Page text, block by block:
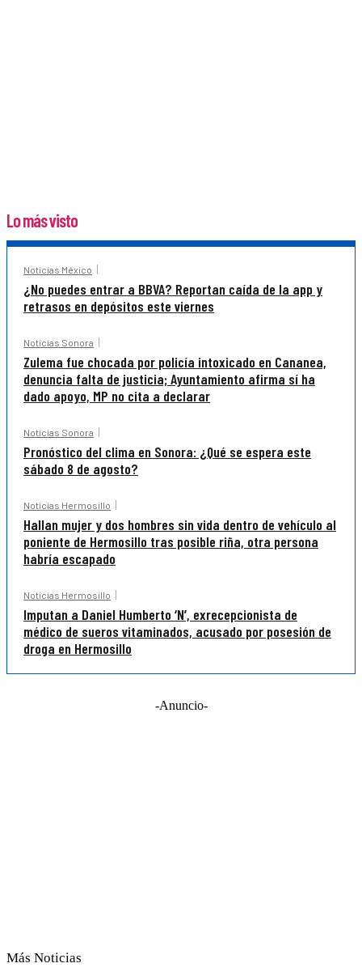
Lo más visto
Noticias México
¿No puedes entrar a BBVA? Reportan caída de la app y
retrasos en depósitos este viernes
Noticias Sonora
Zulema fue chocada por policía intoxicado en Cananea,
denuncia falta de justicia; Ayuntamiento afirma sí ha
dado apoyo, MP no cita a declarar
Noticias Sonora
Pronóstico del clima en Sonora: ¿Qué se espera este
sábado 8 de agosto?
Noticias Hermosillo
Hallan mujer y dos hombres sin vida dentro de vehículo al
poniente de Hermosillo tras posible riña, otra persona
habría escapado
Noticias Hermosillo
Imputan a Daniel Humberto ‘N’, exrecepcionista de
médico de sueros vitaminados, acusado por posesión de
droga en Hermosillo
-Anuncio-
Más Noticias